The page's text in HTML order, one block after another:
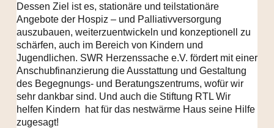
Dessen Ziel ist es, stationäre und teilstationäre
Angebote der Hospiz – und Palliativversorgung
auszubauen, weiterzuentwickeln und konzeptionell zu
schärfen, auch im Bereich von Kindern und
Jugendlichen. SWR Herzenssache e.V. fördert mit einer
Anschubfinanzierung die Ausstattung und Gestaltung
des Begegnungs- und Beratungszentrums, wofür wir
sehr dankbar sind. Und auch die Stiftung RTL Wir
helfen Kindern hat für das nestwärme Haus seine Hilfe
zugesagt!